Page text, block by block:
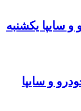
سایپا یکشنبه
و سایپا